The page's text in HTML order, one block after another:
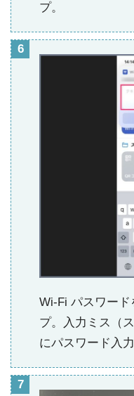
プ。
Wi-Fi パスワード
プ。入力ミス（
にパスワード入